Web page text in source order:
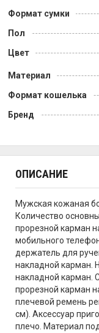
Формат сумки
Пол
Цвет
Материал
Формат кошелька
Бренд
ОПИСАНИЕ
Мужская кожаная
Количество
прорезной карман
мобильного
держатель для
накладной карман.
накладной карман.
прорезной карман
плечевой ремень
см). Аксессуар
плечо. Материал